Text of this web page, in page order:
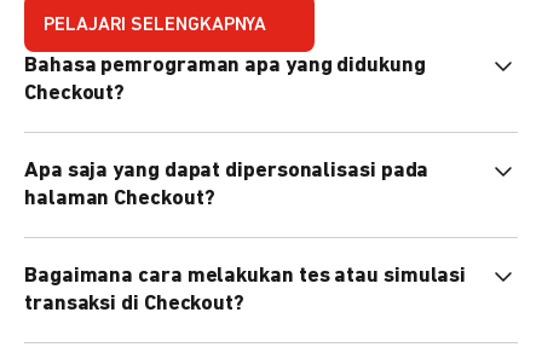
PELAJARI SELENGKAPNYA
Bahasa pemrograman apa yang didukung
Checkout?
PHP, Node.js, Go, dll).
Apa saja yang dapat dipersonalisasi pada
halaman Checkout?
preferensi bahasa, dan urutan metode pembayaran sesuai
kebutuhan brand Anda.
Bagaimana cara melakukan tes atau simulasi
transaksi di Checkout?